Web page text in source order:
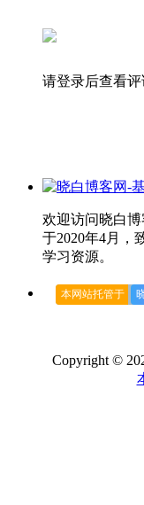
请登录后查看评
欢迎访问晓白
于2020年4月，
学习资源。
本网站托管于
Copyright ©